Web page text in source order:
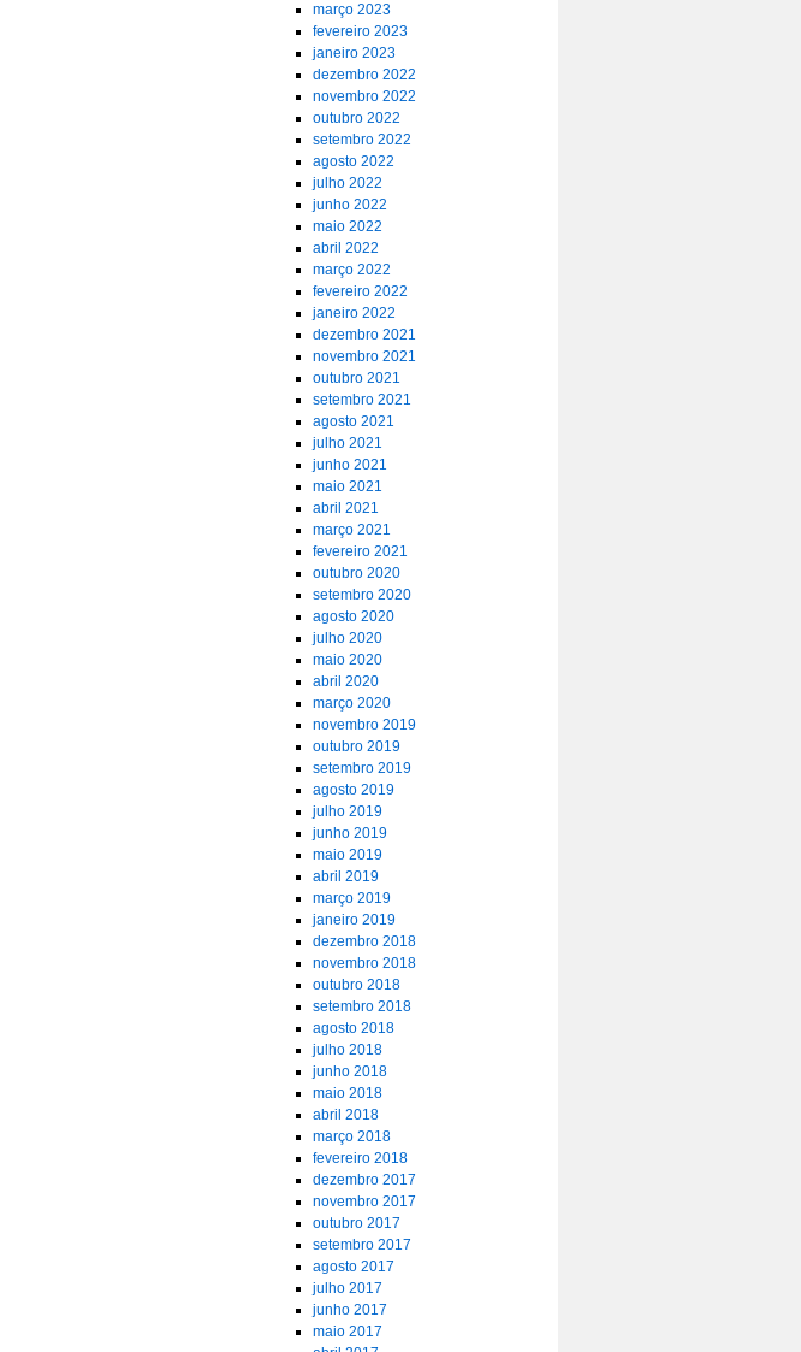
março 2023
fevereiro 2023
janeiro 2023
dezembro 2022
novembro 2022
outubro 2022
setembro 2022
agosto 2022
julho 2022
junho 2022
maio 2022
abril 2022
março 2022
fevereiro 2022
janeiro 2022
dezembro 2021
novembro 2021
outubro 2021
setembro 2021
agosto 2021
julho 2021
junho 2021
maio 2021
abril 2021
março 2021
fevereiro 2021
outubro 2020
setembro 2020
agosto 2020
julho 2020
maio 2020
abril 2020
março 2020
novembro 2019
outubro 2019
setembro 2019
agosto 2019
julho 2019
junho 2019
maio 2019
abril 2019
março 2019
janeiro 2019
dezembro 2018
novembro 2018
outubro 2018
setembro 2018
agosto 2018
julho 2018
junho 2018
maio 2018
abril 2018
março 2018
fevereiro 2018
dezembro 2017
novembro 2017
outubro 2017
setembro 2017
agosto 2017
julho 2017
junho 2017
maio 2017